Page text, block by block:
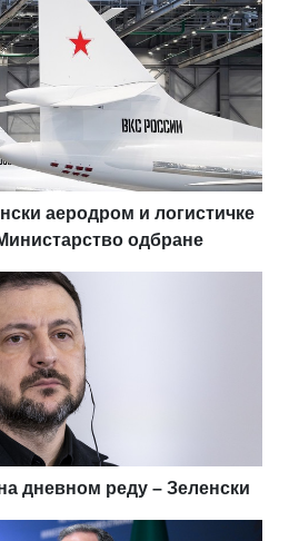
аеродром и логистичке
одбране
дневном реду – Зеленски